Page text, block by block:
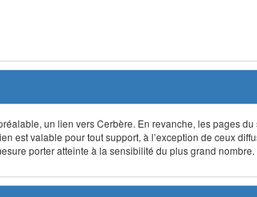
un lien vers Cerbère. En revanche, les pages
est valable pour tout support, à l’exception de ceux
porter atteinte à la sensibilité du plus grand nombre.